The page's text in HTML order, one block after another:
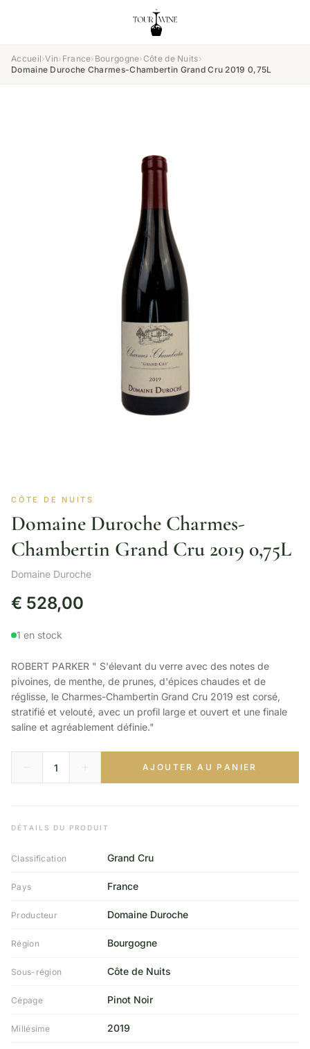
Accueil›Vin› France› Bourgogne›Côte de Nuits›
Domaine Duroche Charmes-Chambertin Grand Cru 2019 0,75L
CÔTE DE NUITS
Domaine Duroche Charmes-
Chambertin Grand Cru 2019 0,75L
Domaine Duroche
€ 528,00
1 en stock
ROBERT PARKER " S'élevant du verre avec des notes de
pivoines, de menthe, de prunes, d'épices chaudes et de
réglisse, le Charmes-Chambertin Grand Cru 2019 est corsé,
stratifié et velouté, avec un profil large et ouvert et une finale
saline et agréablement définie."
AJOUTER AU PANIER
DÉTAILS DU PRODUIT
Classification Grand Cru
Pays France
Producteur Domaine Duroche
Région Bourgogne
Sous-région Côte de Nuits
Cépage Pinot Noir
Millésime 2019